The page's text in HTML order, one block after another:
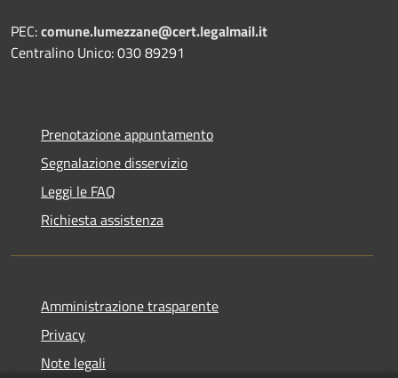
PEC:comune.lumezzane@cert.legalmail.it
Centralino Unico: 030 89291
Prenotazione appuntamento
Segnalazione disservizio
Leggi le FAQ
Richiesta assistenza
Amministrazione trasparente
Privacy
Note legali